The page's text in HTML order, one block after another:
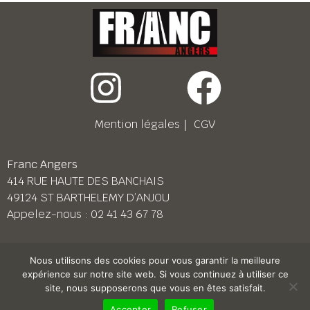
Mention légales ｜ CGV
Franc Angers
414 RUE HAUTE DES BANCHAIS
49124 ST BARTHELEMY D’ANJOU
Appelez-nous : 02 41 43 67 78
Franc Le Mans
158 BD PIERRE LEFAUCHEUX
72230 ARNAGE
02 43 87 38 08
Nous utilisons des cookies pour vous garantir la meilleure
expérience sur notre site web. Si vous continuez à utiliser ce
site, nous supposerons que vous en êtes satisfait.